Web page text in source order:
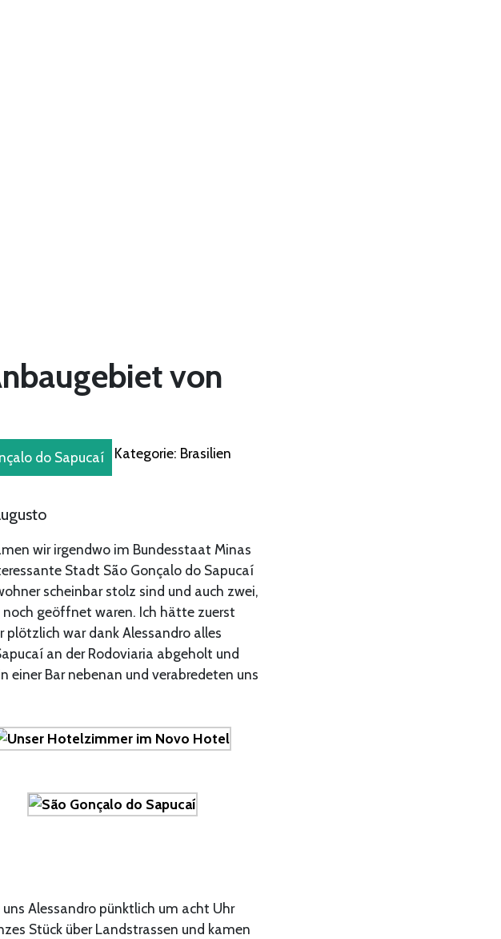
von
do Sapucaí Kategorie: Brasilien
wir irgendwo im Bundesstaat Minas
Stadt São Gonçalo do Sapucaí
scheinbar stolz sind und auch zwei,
noch geöffnet waren. Ich hätte zuerst
war dank Alessandro alles
an der Rodoviaria abgeholt und
einer Bar nebenan und verabredeten uns
Alessandro pünktlich um acht Uhr
Stück über Landstrassen und kamen